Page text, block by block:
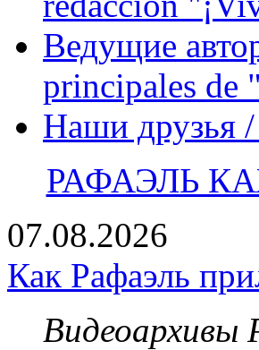
Ведущие
principales de
Наши друзья
РАФАЭЛЬ
07.08.2026
Как Рафаэль
Видеоархивы